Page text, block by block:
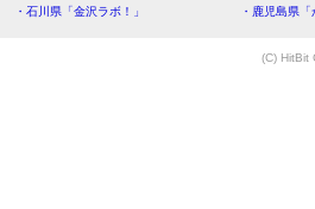
・石川県「金沢ラボ！」
・鹿児島県
(C) HitBit